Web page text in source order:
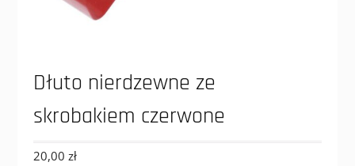
Dłuto nierdzewne ze
skrobakiem czerwone
20,00 zł